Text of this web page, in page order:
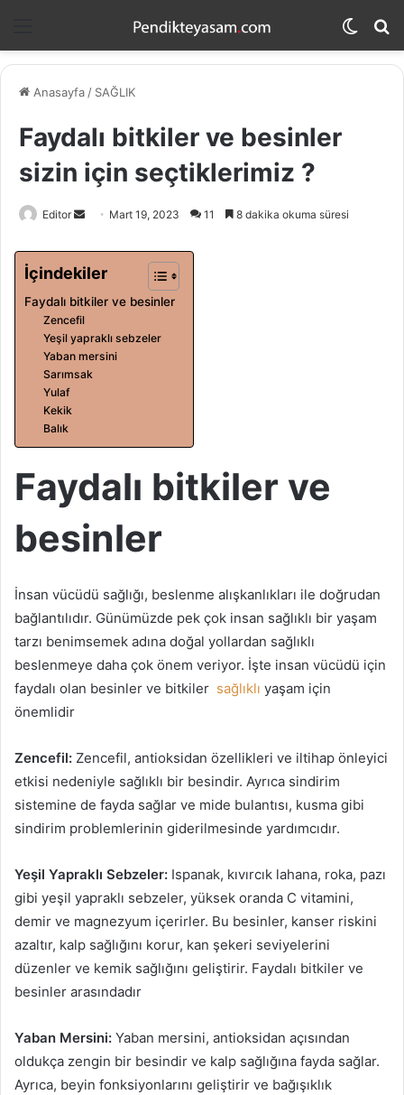
Dış
Anasayfa/ SAĞLIK
Faydalı bitkiler ve besinler
sizin için seçtiklerimiz ?
Editor
e
-
o
d
k
Mart 19, 2023 11 8 dakika okuma süresi
İçindekiler
Faydalı bitkiler ve besinler
Zencefil
Yeşil yapraklı sebzeler
Yaban mersini
Sarımsak
Yulaf
Kekik
Balık
Faydalı bitkiler ve
besinler
İnsan vücüdü sağlığı, beslenme alışkanlıkları ile doğrudan
bağlantılıdır. Günümüzde pek çok insan sağlıklı bir yaşam
tarzı benimsemek adına doğal yollardan sağlıklı
beslenmeye daha çok önem veriyor. İşte insan vücüdü için
faydalı olan besinler ve bitkiler sağlıklı yaşam için
önemlidir
Zencefil: Zencefil, antioksidan özellikleri ve iltihap önleyici
etkisi nedeniyle sağlıklı bir besindir. Ayrıca sindirim
sistemine de fayda sağlar ve mide bulantısı, kusma gibi
sindirim problemlerinin giderilmesinde yardımcıdır.
Yeşil Yapraklı Sebzeler: Ispanak, kıvırcık lahana, roka, pazı
gibi yeşil yapraklı sebzeler, yüksek oranda C vitamini,
demir ve magnezyum içerirler. Bu besinler, kanser riskini
azaltır, kalp sağlığını korur, kan şekeri seviyelerini
düzenler ve kemik sağlığını geliştirir. Faydalı bitkiler ve
besinler arasındadır
Yaban Mersini: Yaban mersini, antioksidan açısından
oldukça zengin bir besindir ve kalp sağlığına fayda sağlar.
Ayrıca, beyin fonksiyonlarını geliştirir ve bağışıklık